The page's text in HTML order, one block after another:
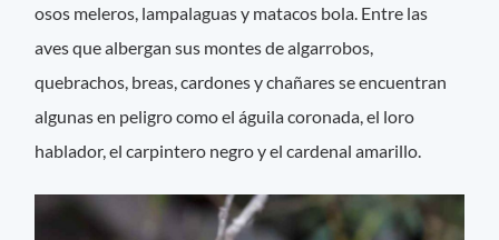
osos meleros, lampalaguas y matacos bola. Entre las
aves que albergan sus montes de algarrobos,
quebrachos, breas, cardones y chañares se encuentran
algunas en peligro como el águila coronada, el loro
hablador, el carpintero negro y el cardenal amarillo.